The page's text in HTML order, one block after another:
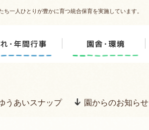
一人ひとりが豊かに育つ統合保育を実施しています。
うあいスナップ 園からのお知らせ